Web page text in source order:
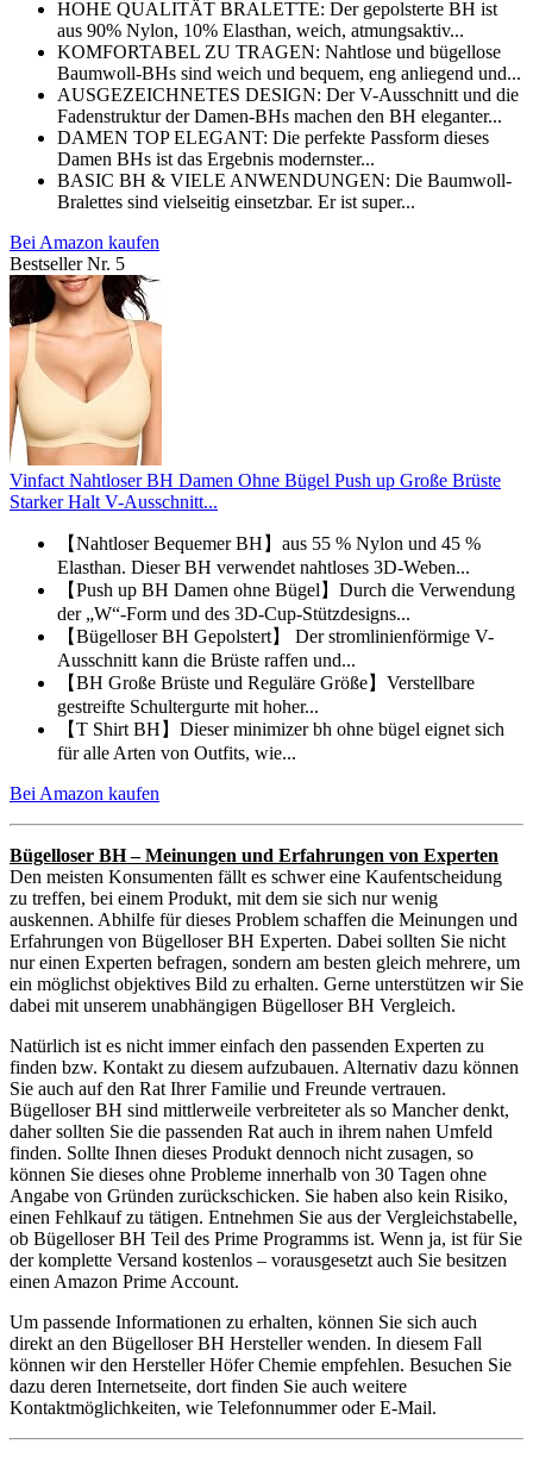
HOHE QUALITÄT BRALETTE: Der gepolsterte BH ist
aus 90% Nylon, 10% Elasthan, weich, atmungsaktiv...
KOMFORTABEL ZU TRAGEN: Nahtlose und bügellose
Baumwoll-BHs sind weich und bequem, eng anliegend und...
AUSGEZEICHNETES DESIGN: Der V-Ausschnitt und die
Fadenstruktur der Damen-BHs machen den BH eleganter...
DAMEN TOP ELEGANT: Die perfekte Passform dieses
Damen BHs ist das Ergebnis modernster...
BASIC BH & VIELE ANWENDUNGEN: Die Baumwoll-
Bralettes sind vielseitig einsetzbar. Er ist super...
Bei Amazon kaufen
Bestseller Nr. 5
Vinfact Nahtloser BH Damen Ohne Bügel Push up Große Brüste
Starker Halt V-Ausschnitt...
【Nahtloser Bequemer BH】aus 55 % Nylon und 45 %
Elasthan. Dieser BH verwendet nahtloses 3D-Weben...
【Push up BH Damen ohne Bügel】Durch die Verwendung
der „W“-Form und des 3D-Cup-Stützdesigns...
【Bügelloser BH Gepolstert】 Der stromlinienförmige V-
Ausschnitt kann die Brüste raffen und...
【BH Große Brüste und Reguläre Größe】Verstellbare
gestreifte Schultergurte mit hoher...
【T Shirt BH】Dieser minimizer bh ohne bügel eignet sich
für alle Arten von Outfits, wie...
Bei Amazon kaufen
Bügelloser BH – Meinungen und Erfahrungen von Experten
Den meisten Konsumenten fällt es schwer eine Kaufentscheidung
zu treffen, bei einem Produkt, mit dem sie sich nur wenig
auskennen. Abhilfe für dieses Problem schaffen die Meinungen und
Erfahrungen von Bügelloser BH Experten. Dabei sollten Sie nicht
nur einen Experten befragen, sondern am besten gleich mehrere, um
ein möglichst objektives Bild zu erhalten. Gerne unterstützen wir Sie
dabei mit unserem unabhängigen Bügelloser BH Vergleich.
Natürlich ist es nicht immer einfach den passenden Experten zu
finden bzw. Kontakt zu diesem aufzubauen. Alternativ dazu können
Sie auch auf den Rat Ihrer Familie und Freunde vertrauen.
Bügelloser BH sind mittlerweile verbreiteter als so Mancher denkt,
daher sollten Sie die passenden Rat auch in ihrem nahen Umfeld
finden. Sollte Ihnen dieses Produkt dennoch nicht zusagen, so
können Sie dieses ohne Probleme innerhalb von 30 Tagen ohne
Angabe von Gründen zurückschicken. Sie haben also kein Risiko,
einen Fehlkauf zu tätigen. Entnehmen Sie aus der Vergleichstabelle,
ob Bügelloser BH Teil des Prime Programms ist. Wenn ja, ist für Sie
der komplette Versand kostenlos – vorausgesetzt auch Sie besitzen
einen Amazon Prime Account.
Um passende Informationen zu erhalten, können Sie sich auch
direkt an den Bügelloser BH Hersteller wenden. In diesem Fall
können wir den Hersteller Höfer Chemie empfehlen. Besuchen Sie
dazu deren Internetseite, dort finden Sie auch weitere
Kontaktmöglichkeiten, wie Telefonnummer oder E-Mail.